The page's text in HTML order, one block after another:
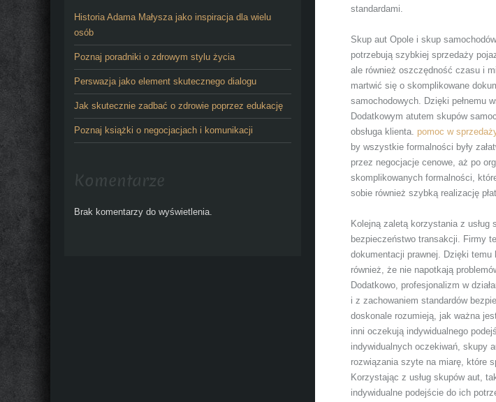
standardami.
Skup aut Opole i skup
potrzebują szybkiej sprzedaży
ale również oszczędność czasu i
martwić się o skomplikowane
samochodowych. Dzięki pełnemu
Dodatkowym atutem skupów
obsługa klienta. pomoc w
by wszystkie formalności były
przez negocjacje cenowe, aż po
skomplikowanych formalności,
sobie również szybką realizację
Kolejną zaletą korzystania z
bezpieczeństwo transakcji. Firmy
dokumentacji prawnej. Dzięki
również, że nie napotkają
Dodatkowo, profesjonalizm w
i z zachowaniem standardów
doskonale rozumieją, jak ważna
inni oczekują indywidualnego
indywidualnych oczekiwań, skupy
rozwiązania szyte na miarę, które
Korzystając z usług skupów aut,
indywidualne podejście do ich
Historia Adama Małysza jako inspiracja dla wielu
osób
Poznaj poradniki o zdrowym stylu życia
Perswazja jako element skutecznego dialogu
Jak skutecznie zadbać o zdrowie poprzez edukację
Poznaj książki o negocjacjach i komunikacji
Komentarze
Brak komentarzy do wyświetlenia.